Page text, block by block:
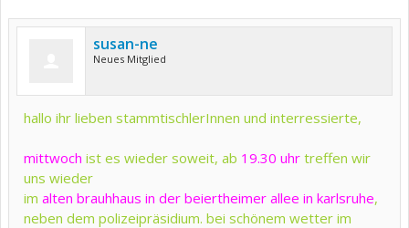
susan-ne
Neues Mitglied
hallo ihr lieben stammtischlerInnen und interressierte,
mittwoch ist es wieder soweit, ab 19.30 uhr treffen wir
uns wieder
im alten brauhhaus in der beiertheimer allee in karlsruhe,
neben dem polizeipräsidium. bei schönem wetter im